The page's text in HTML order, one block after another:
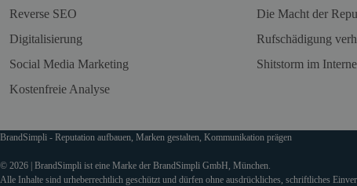
Reverse SEO
Digitalisierung
Social Media Marketing
Kostenfreie Analyse
Die Macht der
Rufschädigung
Shitstorm im
BrandSimpli - Reputation aufbauen, Marken gestalten, Kommunikation prägen
© 2026 | BrandSimpli ist eine Marke der BrandSimpli GmbH, München.
Alle Inhalte sind urheberrechtlich geschützt und dürfen ohne ausdrückliches, schriftliches